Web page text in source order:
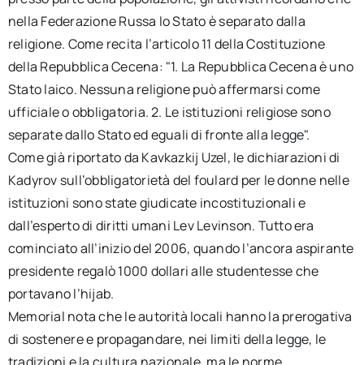
nella Federazione Russa lo Stato è separato dalla
religione. Come recita l’articolo 11 della Costituzione
della Repubblica Cecena: "1. La Repubblica Cecena è uno
Stato laico. Nessuna religione può affermarsi come
ufficiale o obbligatoria. 2. Le istituzioni religiose sono
separate dallo Stato ed eguali di fronte alla legge".
Come già riportato da Kavkazkij Uzel, le dichiarazioni di
Kadyrov sull’obbligatorietà del foulard per le donne nelle
istituzioni sono state giudicate incostituzionali e
dall’esperto di diritti umani Lev Levinson. Tutto era
cominciato all’inizio del 2006, quando l’ancora aspirante
presidente regalò 1000 dollari alle studentesse che
portavano l’hijab.
Memorial nota che le autorità locali hanno la prerogativa
di sostenere e propagandare, nei limiti della legge, le